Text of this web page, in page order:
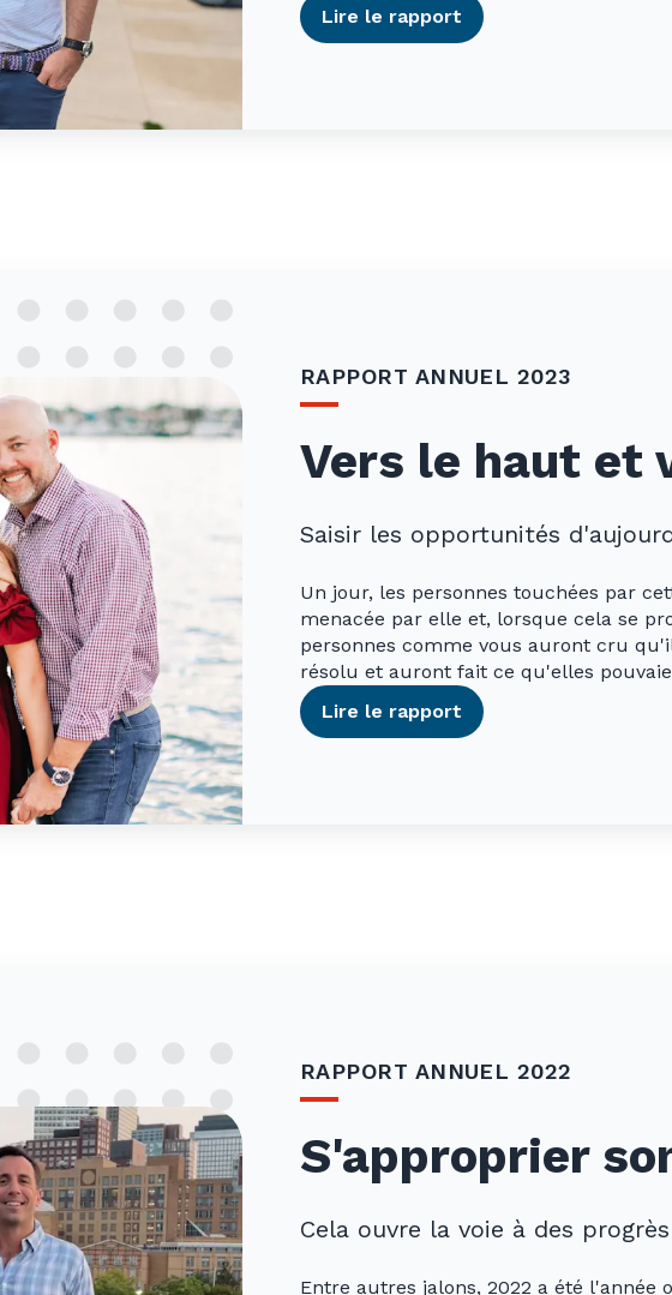
Lire le rapport
RAPPORT ANNUEL 2023
Vers le haut et
Saisir les opportunités
Un jour, les personnes touchées par
menacée par elle et, lorsque cela se
personnes comme vous auront cru
résolu et auront fait ce qu'elles
Lire le rapport
RAPPORT ANNUEL 2022
S'approprier
Cela ouvre la voie à des
Entre autres jalons, 2022 a été l'année